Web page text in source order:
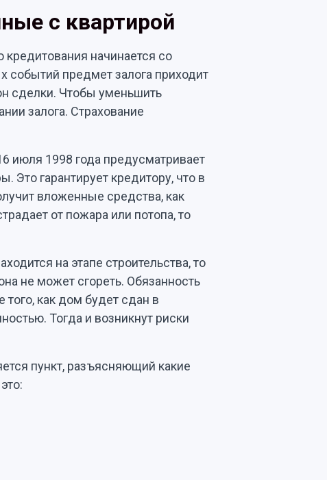
с квартирой
начинается со
событий предмет залога приходит
сделки. Чтобы уменьшить
залога. Страхование
июля 1998 года предусматривает
Это гарантирует кредитору, что в
вложенные средства, как
от пожара или потопа, то
на этапе строительства, то
не может сгореть. Обязанность
того, как дом будет сдан в
Тогда и возникнут риски
пункт, разъясняющий какие